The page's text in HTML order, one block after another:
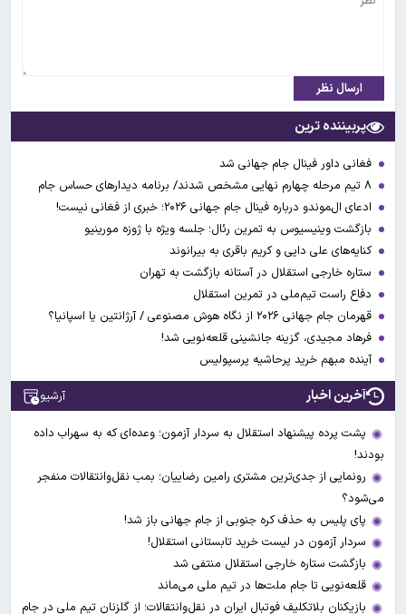
ارسال نظر
پربیننده ترین
فغانی داور فینال جام جهانی شد
ادعای ال‌‍موندو درباره فینال جام جهانی ۲۰۲۶؛ خبری از فغانی نیست!
بازگشت وینیسیوس به تمرین رئال؛ جلسه ویژه با ژوزه مورینیو
کنایه‌های علی دایی و کریم باقری به بیرانوند
ستاره خارجی استقلال در آستانه بازگشت به تهران
دفاع راست تیم‌ملی در تمرین استقلال
قهرمان جام جهانی ۲۰۲۶ از نگاه هوش مصنوعی / آرژانتین یا اسپانیا؟
فرهاد مجیدی، گزینه جانشینی قلعه‌نویی شد!
آینده مبهم خرید پرحاشیه پرسپولیس
آخرین اخبار آرشیو
پشت پرده پیشنهاد استقلال به سردار آزمون؛ وعده‌ای که به سهراب داده
بودند!
رونمایی از جدی‌ترین مشتری رامین رضاییان؛ بمب نقل‌وانتقالات منفجر
می‌شود؟
پای پلیس به حذف کره جنوبی از جام جهانی باز شد!
سردار آزمون در لیست خرید تابستانی استقلال!
بازگشت ستاره خارجی استقلال منتفی شد
قلعه‌نویی تا جام ملت‌ها در تیم ملی می‌ماند
بازیکنان بلاتکلیف فوتبال ایران در نقل‌وانتقالات؛ از گلزنان تیم ملی در جام